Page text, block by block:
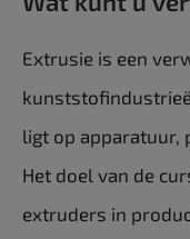
Extrusie is een
ligt op apparatuur,
Het doel van de
extruders in